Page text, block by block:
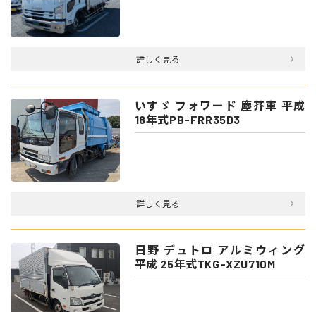
詳しく見る
いすゞ フォワード 塵芥車 平成
18年式PB-FRR35D3
詳しく見る
日野 デュトロ アルミウィング
平成 25年式TKG-XZU710M